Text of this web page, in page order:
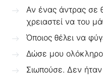
Αν ένας άντρας σε
χρειαστεί να του
Όποιος θέλει να
Δώσε μου
Σιωπούσε. Δεν